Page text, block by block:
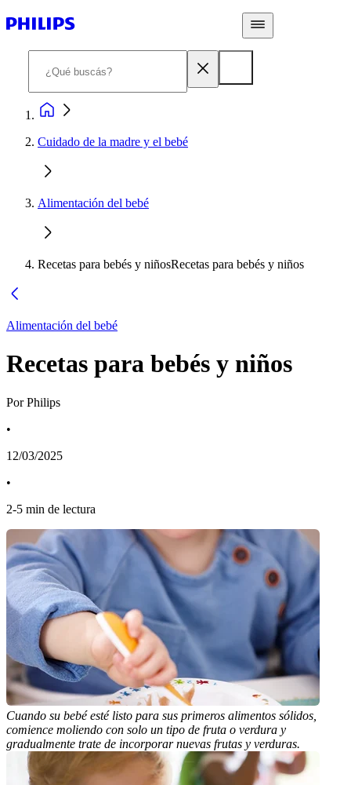
Cuidado de la madre y el bebé
Alimentación del bebé
Recetas para bebés y niñosRecetas para bebés y niños
Alimentación del bebé
Recetas para bebés y niños
Por Philips
•
12/03/2025
•
2-5 min de lectura
Cuando su bebé esté listo para sus primeros alimentos sólidos,
comience moliendo con solo un tipo de fruta o verdura y
gradualmente trate de incorporar nuevas frutas y verduras.